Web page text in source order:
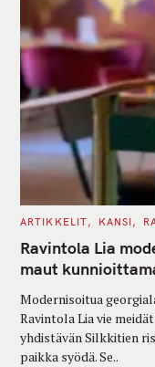
C
T
E
G
O
I
S
ARTIKKELIT KANSI
Ravintola Lia
maut
Modernisoitua
Ravintola Lia vie
yhdistävän Silkkitien
paikka syödä. Se..